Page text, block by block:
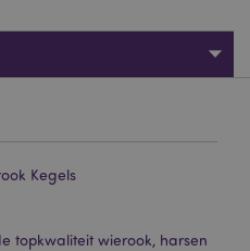
Kegels
topkwaliteit wierook, harsen